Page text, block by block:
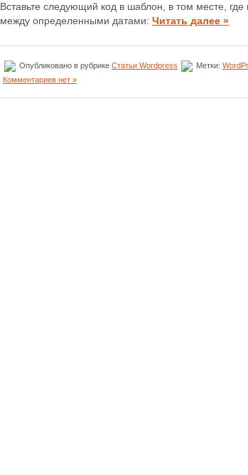
Вставьте следующий код в шаблон, в том месте,
между определенными датами: Читать далее »
Опубликовано в рубрике Статьи Wordpress Метки:
Комментариев нет »